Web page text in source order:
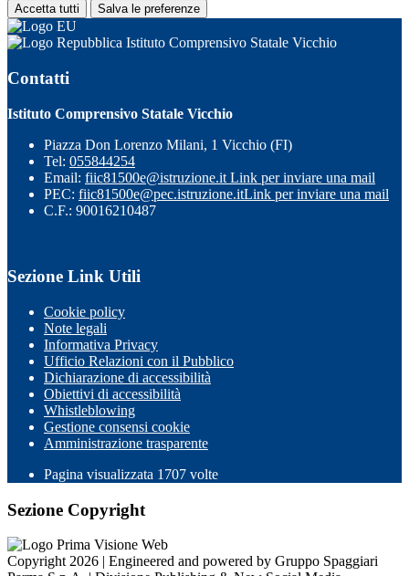
Accetta tutti Salva le preferenze
Istituto Comprensivo Statale Vicchio
Contatti
Istituto Comprensivo Statale Vicchio
Piazza Don Lorenzo Milani, 1 Vicchio (FI)
Tel: 055844254
Email: fiic81500e@istruzione.it Link per inviare una mail
PEC: fiic81500e@pec.istruzione.itLink per inviare una mail
C.F.: 90016210487
Sezione Link Utili
Cookie policy
Note legali
Informativa Privacy
Ufficio Relazioni con il Pubblico
Dichiarazione di accessibilità
Obiettivi di accessibilità
Whistleblowing
Gestione consensi cookie
Amministrazione trasparente
Pagina visualizzata 1707 volte
Sezione Copyright
Copyright 2026 | Engineered and powered by Gruppo Spaggiari